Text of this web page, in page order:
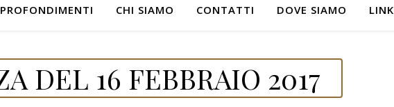
CHI SIAMO CONTATTI DOVE SIAMO LINK
DEL 16 FEBBRAIO 2017